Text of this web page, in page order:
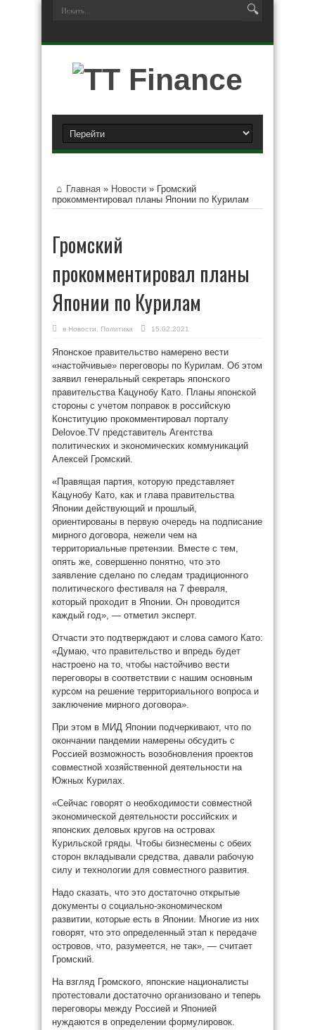
Главная » Новости » Громский
прокомментировал планы Японии по Курилам
Громский
прокомментировал планы
Японии по Курилам
в Новости Политика 15.02.2021
Японское правительство намерено вести
«настойчивые» переговоры по Курилам. Об этом
заявил генеральный секретарь японского
правительства Кацунобу Като. Планы японской
стороны с учетом поправок в российскую
Конституцию прокомментировал порталу
Delovoe.TV представитель Агентства
политических и экономических коммуникаций
Алексей Громский.
«Правящая партия, которую представляет
Кацунобу Като, как и глава правительства
Японии действующий и прошлый,
ориентированы в первую очередь на подписание
мирного договора, нежели чем на
территориальные претензии. Вместе с тем,
опять же, совершенно понятно, что это
заявление сделано по следам традиционного
политического фестиваля на 7 февраля,
который проходит в Японии. Он проводится
каждый год», — отметил эксперт.
Отчасти это подтверждают и слова самого Като:
«Думаю, что правительство и впредь будет
настроено на то, чтобы настойчиво вести
переговоры в соответствии с нашим основным
курсом на решение территориального вопроса и
заключение мирного договора».
При этом в МИД Японии подчеркивают, что по
окончании пандемии намерены обсудить с
Россией возможность возобновления проектов
совместной хозяйственной деятельности на
Южных Курилах.
«Сейчас говорят о необходимости совместной
экономической деятельности российских и
японских деловых кругов на островах
Курильской гряды. Чтобы бизнесмены с обеих
сторон вкладывали средства, давали рабочую
силу и технологии для совместного развития.
Надо сказать, что это достаточно открытые
документы о социально-экономическом
развитии, которые есть в Японии. Многие из них
говорят, что это определенный этап к передаче
островов, что, разумеется, не так», — считает
Громский.
На взгляд Громского, японские националисты
протестовали достаточно организовано и теперь
переговоры между Россией и Японией
нуждаются в определении формулировок.